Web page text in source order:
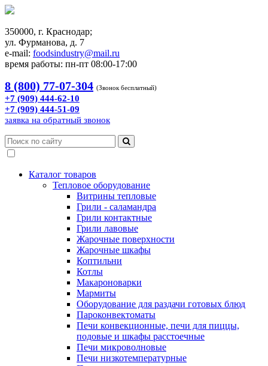
350000, г. Краснодар;
ул. Фурманова, д. 7
e-mail: foodsindustry@mail.ru
время работы: пн-пт 08:00-17:00
8 (800) 77-07-304 (Звонок бесплатный)
+7 (909) 444-62-10
+7 (909) 444-51-09
заявка на обратный звонок
Каталог товаров
Тепловое оборудование
Витрины тепловые
Грили - саламандра
Грили контактные
Грили лавовые
Жарочные поверхности
Жарочные шкафы
Коптильни
Котлы
Макароноварки
Мармиты
Оборудование для раздачи готовых блюд
Пароконвектоматы
Печи конвекционные, печи для пиццы,
подовые и шкафы расстоечные
Печи микроволновые
Печи низкотемпературные